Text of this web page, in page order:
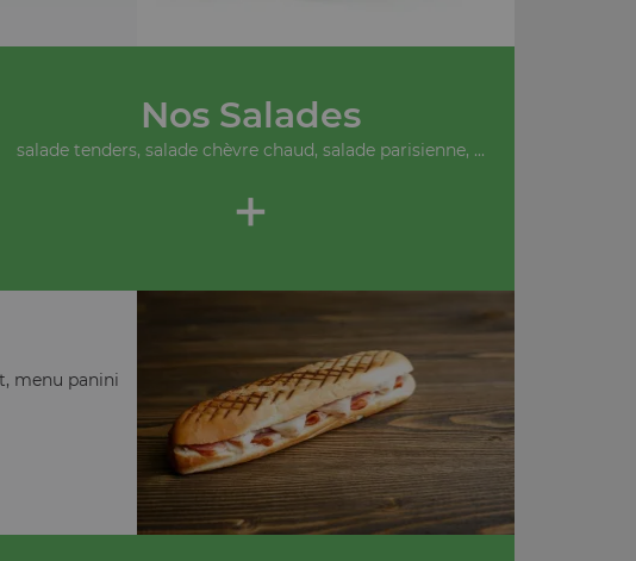
Nos Salades
salade tenders, salade chèvre chaud, salade parisienne, ...
+
menu panini